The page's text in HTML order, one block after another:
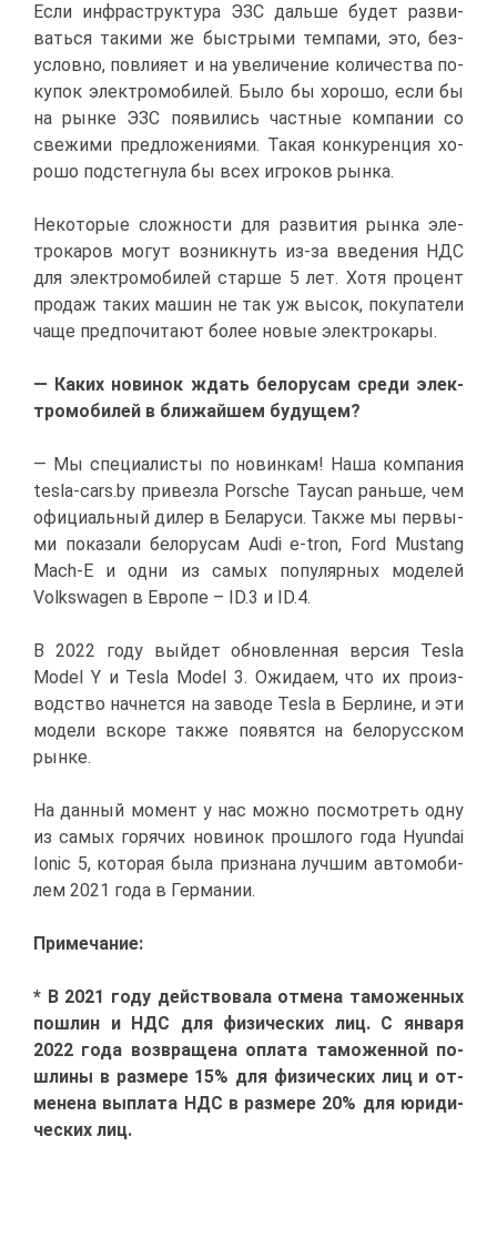
Ес­ли ин­фра­струк­ту­ра ЭЗС даль­ше бу­дет раз­ви­
вать­ся та­ки­ми же быст­ры­ми тем­па­ми, это, без­
услов­но, по­вли­я­ет и на уве­ли­че­ние ко­ли­че­ства по­
ку­пок элек­тро­мо­би­лей. Бы­ло бы хо­ро­шо, ес­ли бы
на рын­ке ЭЗС по­яви­лись част­ные ком­па­нии со
све­жи­ми пред­ло­же­ни­я­ми. Та­кая кон­ку­рен­ция хо­
ро­шо под­стег­ну­ла бы всех иг­ро­ков рын­ка.
Неко­то­рые слож­но­сти для раз­ви­тия рын­ка эле­
тро­ка­ров мо­гут воз­ник­нуть из-за вве­де­ния НДС
для элек­тро­мо­би­лей стар­ше 5 лет. Хо­тя про­цент
про­даж та­ких ма­шин не так уж вы­сок, по­ку­па­те­ли
ча­ще пред­по­чи­та­ют бо­лее но­вые элек­тро­ка­ры.
— Ка­ких но­ви­нок ждать бе­ло­ру­сам сре­ди элек­
тро­мо­би­лей в бли­жай­шем бу­ду­щем?
— Мы спе­ци­а­ли­сты по но­вин­кам! На­ша ком­па­ния
tesla-cars.by при­вез­ла Porsche Taycan рань­ше, чем
офи­ци­аль­ный ди­лер в Бе­ла­ру­си. Та­к­же мы пер­вы­
ми по­ка­за­ли бе­ло­ру­сам Audi e-tron, Ford Mustang
Mach-E и од­ни из са­мых по­пу­ляр­ных мо­де­лей
Volkswagen в Ев­ро­пе – ID.3 и ID.4.
В 2022 го­ду вый­дет об­нов­лен­ная вер­сия Tesla
Model Y и Tesla Model 3. Ожи­да­ем, что их про­из­
вод­ство нач­нет­ся на за­во­де Tesla в Бер­лине, и эти
мо­де­ли вско­ре та­к­же по­явят­ся на бе­ло­рус­ском
рын­ке.
На дан­ный мо­мент у нас мож­но по­смот­реть од­ну
из са­мых го­ря­чих но­ви­нок про­шло­го го­да Hyundai
Ionic 5, ко­то­рая бы­ла при­зна­на луч­шим ав­то­мо­би­
лем 2021 го­да в Гер­ма­нии.
При­ме­ча­ние:
* В 2021 го­ду дей­ство­ва­ла от­ме­на та­мо­жен­ных
по­шлин и НДС для фи­зи­че­ских лиц. С ян­ва­ря
2022 го­да воз­вра­ще­на опла­та та­мо­жен­ной по­
шли­ны в раз­ме­ре 15% для фи­зи­че­ских лиц и от­
ме­не­на вы­пла­та НДС в раз­ме­ре 20% для юри­ди­
че­ских лиц.